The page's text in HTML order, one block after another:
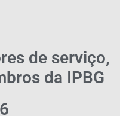
de serviço,
da IPBG